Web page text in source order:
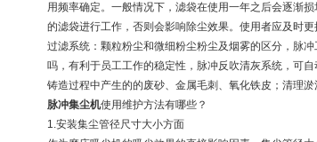
用频率确定。一般情况下，滤袋在使用一年之后会逐渐
的滤袋进行工作，否则会影响除尘效果。使用者应及时更
过滤系统：颗粒粉尘和微细粉尘粉尘及烟雾的区分，脉
吗，有利于员工工作的稳定性，脉冲反吹清灰系统，可
铸造过程中产生的的废砂、金属毛刺、氧化铁皮；清理
脉冲集尘机使用维护方法有哪些？
1.安装集尘管径尺寸大小方面